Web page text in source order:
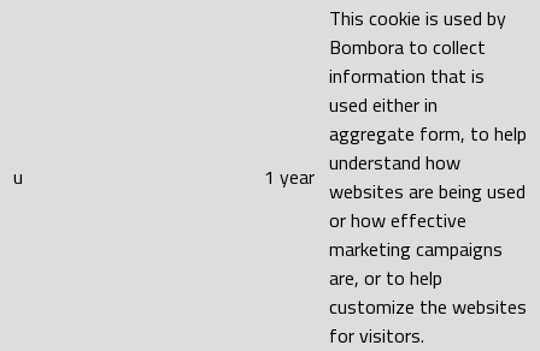
u 1 year
This cookie is used by
Bombora to collect
information that is
used either in
aggregate form, to help
understand how
websites are being used
or how effective
marketing campaigns
are, or to help
customize the websites
for visitors.